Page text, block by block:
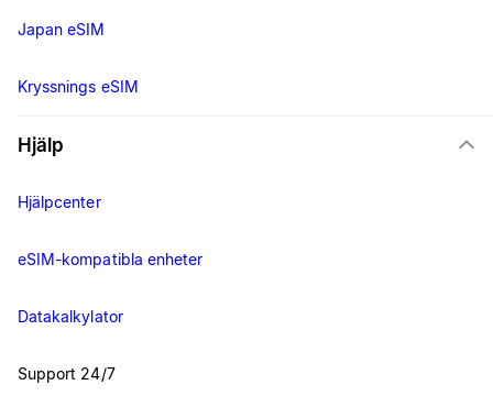
Japan eSIM
Kryssnings eSIM
Hjälp
Hjälpcenter
eSIM-kompatibla enheter
Datakalkylator
Support 24/7